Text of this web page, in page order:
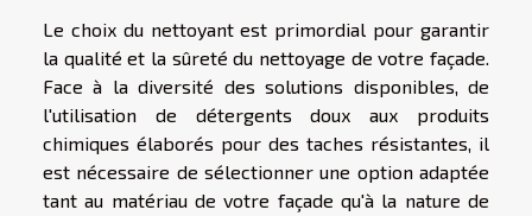
Le choix du nettoyant est primordial pour garantir
la qualité et la sûreté du nettoyage de votre façade.
Face à la diversité des solutions disponibles, de
l'utilisation de détergents doux aux produits
chimiques élaborés pour des taches résistantes, il
est nécessaire de sélectionner une option adaptée
tant au matériau de votre façade qu'à la nature de